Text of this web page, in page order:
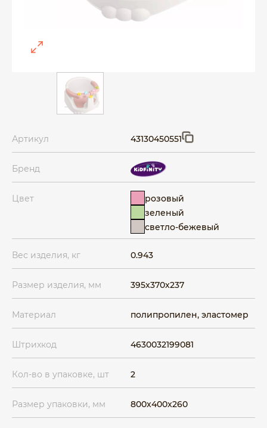
Артикул 43130450551
Бренд
Цвет
розовый
зеленый
светло-бежевый
Вес изделия, кг 0.943
Размер изделия, мм 395x370x237
Материал полипропилен, эластомер
Штрихкод 4630032199081
Кол-во в упаковке, шт 2
Размер упаковки, мм 800x400x260